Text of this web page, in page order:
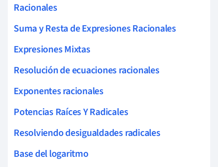
Racionales
Suma y Resta de Expresiones Racionales
Expresiones Mixtas
Resolución de ecuaciones racionales
Exponentes racionales
Potencias Raíces Y Radicales
Resolviendo desigualdades radicales
Base del logaritmo